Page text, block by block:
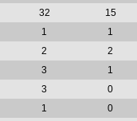
32
15
1
1
2
2
3
1
3
0
1
0